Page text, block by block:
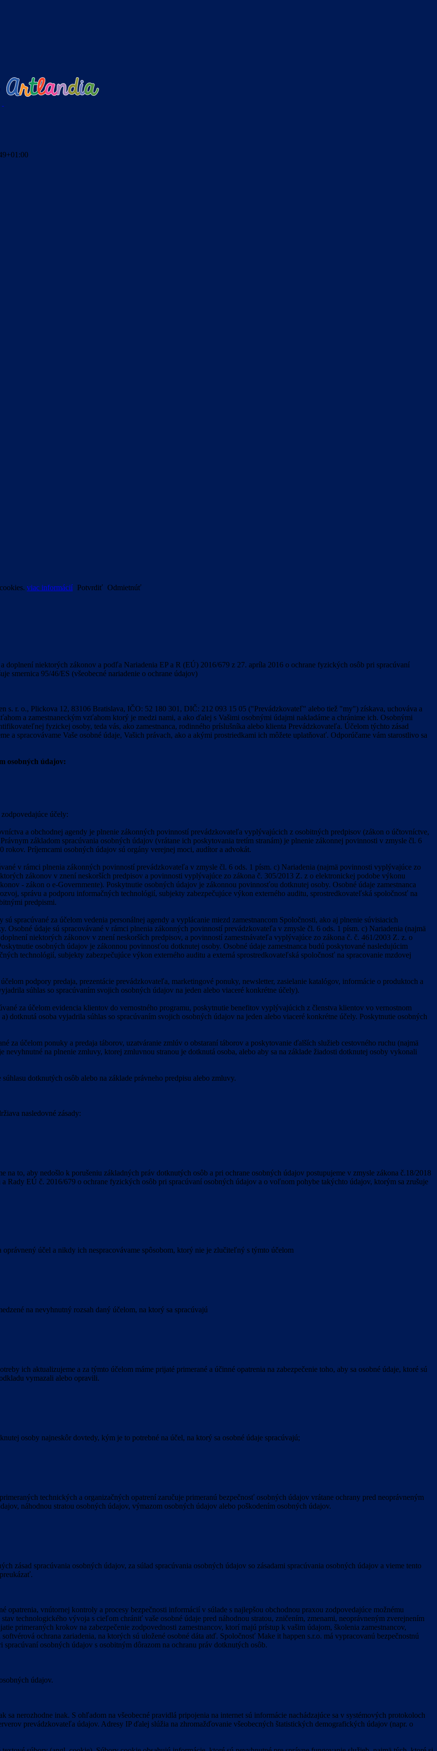
viac informácií Potvrdiť Odmietnúť
doplnení niektorých zákonov a podľa Nariadenia EP a R (EÚ) 2016/679 z 27. apríla 2016 o ochrane fyzických osôb pri spracúvaní
smernica 95/46/ES (všeobecné nariadenie o ochrane údajov)
s. r. o., Plickova 12, 83106 Bratislava, IČO: 52 180 301, DIČ: 212 093 15 05 ("Prevádzkovateľ" alebo tiež "my") získava, uchováva a
a zamestnaneckým vzťahom ktorý je medzi nami, a ako ďalej s Vašimi osobnými údajmi nakladáme a chránime ich. Osobnými
fyzickej osoby, teda vás, ako zamestnanca, rodinného príslušníka alebo klienta Prevádzkovateľa. Účelom týchto zásad
a spracovávame Vaše osobné údaje, Vašich právach, ako a akými prostriedkami ich môžete uplatňovať. Odporúčame vám starostlivo sa
osobných údajov:
účely:
a obchodnej agendy je plnenie zákonných povinností prevádzkovateľa vyplývajúcich z osobitných predpisov (zákon o účtovníctve,
základom spracúvania osobných údajov (vrátane ich poskytovania tretím stranám) je plnenie zákonnej povinnosti v zmysle čl. 6
Príjemcami osobných údajov sú orgány verejnej moci, audítor a advokát.
v rámci plnenia zákonných povinností prevádzkovateľa v zmysle čl. 6 ods. 1 písm. c) Nariadenia (najmä povinnosti vyplývajúce zo
zákonov v znení neskorších predpisov a povinnosti vyplývajúce zo zákona č. 305/2013 Z. z o elektronickej podobe výkonu
- zákon o e-Governmente). Poskytnutie osobných údajov je zákonnou povinnosťou dotknutej osoby. Osobné údaje zamestnanca
správu a podporu informačných technológií, subjekty zabezpečujúce výkon externého auditu, sprostredkovateľská spoločnosť na
predpismi.
spracúvané za účelom vedenia personálnej agendy a vyplácanie miezd zamestnancom Spoločnosti, ako aj plnenie súvisiacich
údaje sú spracovávané v rámci plnenia zákonných povinností prevádzkovateľa v zmysle čl. 6 ods. 1 písm. c) Nariadenia (najmä
niektorých zákonov v znení neskorších predpisov, a povinností zamestnávateľa vyplývajúce zo zákona č. č. 461/2003 Z. z. o
osobných údajov je zákonnou povinnosťou dotknutej osoby. Osobné údaje zamestnanca budú poskytované nasledujúcim
technológií, subjekty zabezpečujúce výkon externého auditu a externá sprostredkovateľská spoločnosť na spracovanie mzdovej
podpory predaja, prezentácie prevádzkovateľa, marketingové ponuky, newsletter, zasielanie katalógov, informácie o produktoch a
súhlas so spracúvaním svojich osobných údajov na jeden alebo viaceré konkrétne účely).
za účelom evidencia klientov do vernostného programu, poskytnutie benefitov vyplývajúcich z členstva klientov vo vernostnom
dotknutá osoba vyjadrila súhlas so spracúvaním svojich osobných údajov na jeden alebo viaceré konkrétne účely. Poskytnutie osobných
za účelom ponuky a predaja táborov, uzatváranie zmlúv o obstaraní táborov a poskytovanie ďalších služieb cestovného ruchu (najmä
nevyhnutné na plnenie zmluvy, ktorej zmluvnou stranou je dotknutá osoba, alebo aby sa na základe žiadosti dotknutej osoby vykonali
dotknutých osôb alebo na základe právneho predpisu alebo zmluvy.
nasledovné zásady:
na to, aby nedošlo k porušeniu základných práv dotknutých osôb a pri ochrane osobných údajov postupujeme v zmysle zákona č.18/2018
Rady EÚ č. 2016/679 o ochrane fyzických osôb pri spracúvaní osobných údajov a o voľnom pohybe takýchto údajov, ktorým sa zrušuje
účel a nikdy ich nespracovávame spôsobom, ktorý nie je zlučiteľný s týmto účelom
na nevyhnutný rozsah daný účelom, na ktorý sa spracúvajú
ich aktualizujeme a za týmto účelom máme prijaté primerané a účinné opatrenia na zabezpečenie toho, aby sa osobné údaje, ktoré sú
vymazali alebo opravili.
osoby najneskôr dovtedy, kým je to potrebné na účel, na ktorý sa osobné údaje spracúvajú;
technických a organizačných opatrení zaručuje primeranú bezpečnosť osobných údajov vrátane ochrany pred neoprávneným
náhodnou stratou osobných údajov, výmazom osobných údajov alebo poškodením osobných údajov.
zásad spracúvania osobných údajov, za súlad spracúvania osobných údajov so zásadami spracúvania osobných údajov a vieme tento
opatrenia, vnútornej kontroly a procesy bezpečnosti informácií v súlade s najlepšou obchodnou praxou zodpovedajúce možnému
technologického vývoja s cieľom chrániť vaše osobné údaje pred náhodnou stratou, zničením, zmenami, neoprávneným zverejnením
primeraných krokov na zabezpečenie zodpovednosti zamestnancov, ktorí majú prístup k vašim údajom, školenia zamestnancov,
ochrana zariadenia, na ktorých sú uložené osobné dáta atď. Spoločnosť Make it happen s.r.o. má vypracovanú bezpečnostnú
osobných údajov s osobitným dôrazom na ochranu práv dotknutých osôb.
údajov.
nerozhodne inak. S ohľadom na všeobecné pravidlá pripojenia na internet sú informácie nachádzajúce sa v systémových protokoloch
prevádzkovateľa údajov. Adresy IP ďalej slúžia na zhromažďovanie všeobecných štatistických demografických údajov (napr. o